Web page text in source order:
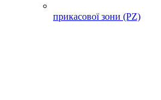
прикасової зони (PZ)